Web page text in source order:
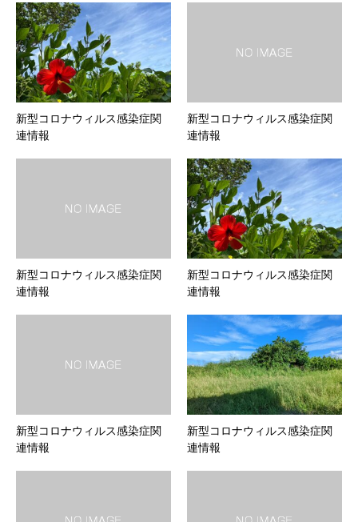
新型コロナウィルス感染症関
連情報
新型コロナウィルス感染症関
連情報
新型コロナウィルス感染症関
連情報
新型コロナウィルス感染症関
連情報
新型コロナウィルス感染症関
連情報
新型コロナウィルス感染症関
連情報